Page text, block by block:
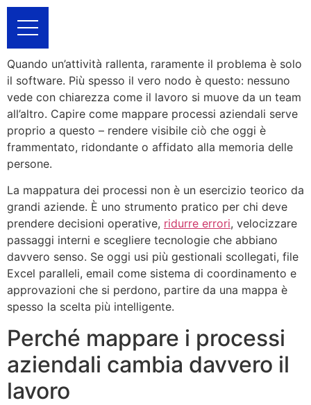
Quando un’attività rallenta, raramente il problema è solo
il software. Più spesso il vero nodo è questo: nessuno
vede con chiarezza come il lavoro si muove da un team
all’altro. Capire come mappare processi aziendali serve
proprio a questo – rendere visibile ciò che oggi è
frammentato, ridondante o affidato alla memoria delle
persone.
La mappatura dei processi non è un esercizio teorico da
grandi aziende. È uno strumento pratico per chi deve
prendere decisioni operative, ridurre errori, velocizzare
passaggi interni e scegliere tecnologie che abbiano
davvero senso. Se oggi usi più gestionali scollegati, file
Excel paralleli, email come sistema di coordinamento e
approvazioni che si perdono, partire da una mappa è
spesso la scelta più intelligente.
Perché mappare i processi
aziendali cambia davvero il
lavoro